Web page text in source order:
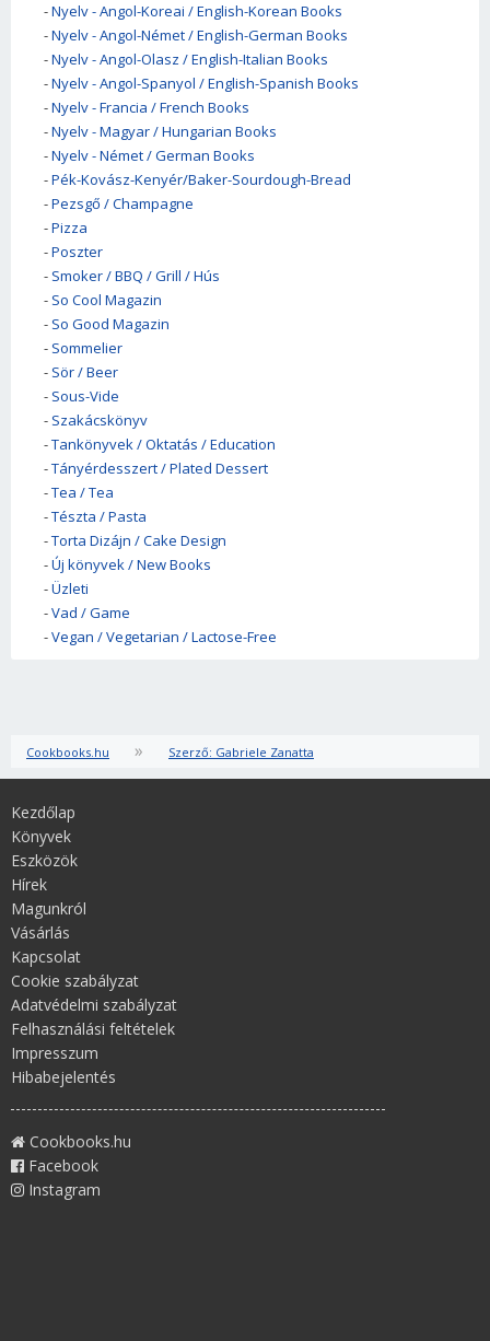
-Nyelv - Angol-Koreai / English-Korean Books
-Nyelv - Angol-Német / English-German Books
-Nyelv - Angol-Olasz / English-Italian Books
-Nyelv - Angol-Spanyol / English-Spanish Books
-Nyelv - Francia / French Books
-Nyelv - Magyar / Hungarian Books
-Nyelv - Német / German Books
-Pék-Kovász-Kenyér/Baker-Sourdough-Bread
-Pezsgő / Champagne
-Pizza
-Poszter
- Smoker / BBQ / Grill / Hús
- So Cool Magazin
- So Good Magazin
- Sommelier
- Sör / Beer
- Sous-Vide
- Szakácskönyv
-Tankönyvek / Oktatás / Education
-Tányérdesszert / Plated Dessert
-Tea / Tea
-Tészta / Pasta
-Torta Dizájn / Cake Design
-Új könyvek / New Books
-Üzleti
-Vad / Game
-Vegan / Vegetarian / Lactose-Free
Cookbooks.hu » Szerző: Gabriele Zanatta
Kezdőlap
Könyvek
Eszközök
Hírek
Magunkról
Vásárlás
Kapcsolat
Cookie szabályzat
Adatvédelmi szabályzat
Felhasználási feltételek
Impresszum
Hibabejelentés
Cookbooks.hu
Facebook
Instagram